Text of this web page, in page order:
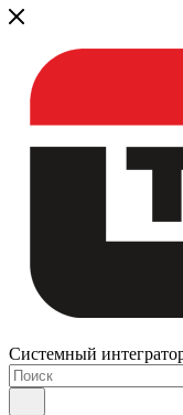
Системный